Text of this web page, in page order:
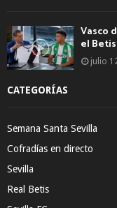
Vasco
el
julio
CATEGORÍAS
Semana Santa Sevilla
Cofradías en directo
Sevilla
Real Betis